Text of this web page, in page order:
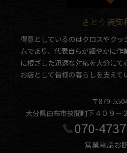
さとう装飾
得意としているのはクロスやクッ
ムであり、代表自らが細やかに作
に根ざした迅速な対応を大分にて
お店として皆様の暮らしを支えて
〒879-
大分県由布市挾間町下４０９－
070-
営業電話お